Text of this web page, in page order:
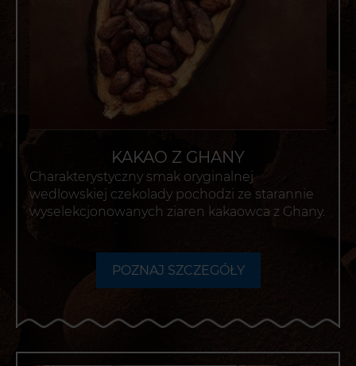
KAKAO Z GHANY
Charakterystyczny smak oryginalnej
wedlowskiej czekolady pochodzi ze starannie
wyselekcjonowanych ziaren kakaowca z Ghany.
POZNAJ SZCZEGÓŁY
-
POPUP
INFORMACJAMI